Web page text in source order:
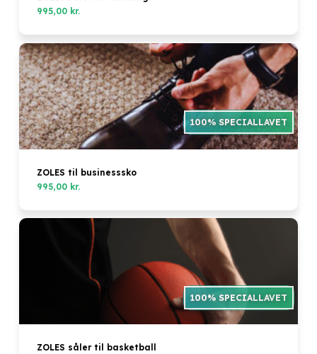
Ingen varer i kurven.
995,00 kr.
ZOLES til businesssko
995,00 kr.
ZOLES såler til basketball